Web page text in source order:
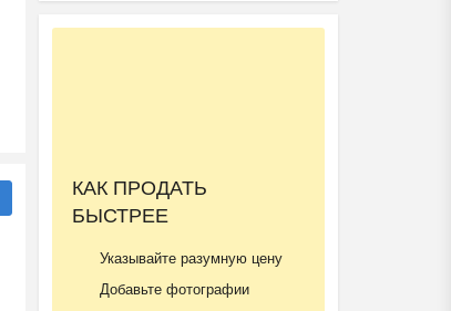
КАК ПРОДАТЬ
БЫСТРЕЕ
Указывайте разумную цену
Добавьте фотографии